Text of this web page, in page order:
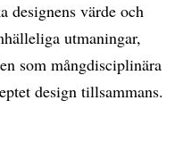
designens värde och
utmaningar,
som mångdisciplinära
design tillsammans.